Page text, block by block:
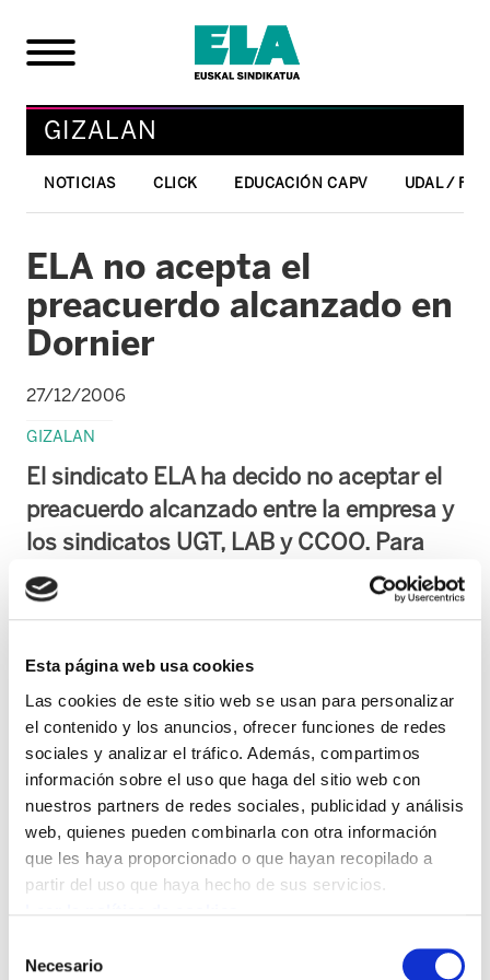
Esta página web usa cookies
Las cookies de este sitio web se usan para personalizar
el contenido y los anuncios, ofrecer funciones de redes
sociales y analizar el tráfico. Además, compartimos
información sobre el uso que haga del sitio web con
nuestros partners de redes sociales, publicidad y análisis
web, quienes pueden combinarla con otra información
que les haya proporcionado o que hayan recopilado a
partir del uso que haya hecho de sus servicios.
Necesario
GIZALAN
NOTICIAS CLICK EDUCACIÓN CAPV UDAL /
ELA no acepta el
preacuerdo alcanzado en
Dornier
27/12/2006
GIZALAN
El sindicato ELA ha decido no aceptar el
preacuerdo alcanzado entre la empresa y
los sindicatos UGT, LAB y CCOO. Para
ELA era condición indispensable que los 5
despidos existentes fuesen readmitidos,
empresa.
El sindicato considera que la aceptación de este preacuerdo, sin que los cinco
despedidos vuelvan a su puesto de trabajo, es aceptar las reglas de juego que la
empresa ha establecido. Las declaraciones de algunos dirigentes sindicales
demuestran la entrega a la patronal y la connivencia de algunos sindicatos con la
misma.
buenos frutos, que no eran otros que un buen acuerdo para el conjunto de la
plantilla, cuestión que en estos momentos no se cumple pues hay 5 compañeros